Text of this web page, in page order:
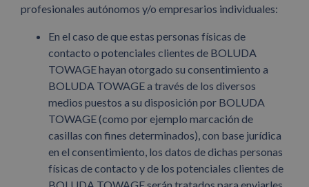
profesionales autónomos y/o empresarios individuales:
En el caso de que estas personas físicas de
contacto o potenciales clientes de BOLUDA
TOWAGE hayan otorgado su consentimiento a
BOLUDA TOWAGE a través de los diversos
medios puestos a su disposición por BOLUDA
TOWAGE (como por ejemplo marcación de
casillas con fines determinados), con base jurídica
en el consentimiento, los datos de dichas personas
físicas de contacto y de los potenciales clientes de